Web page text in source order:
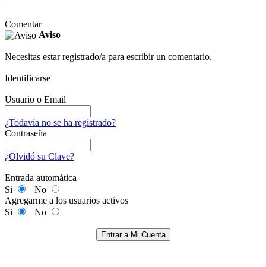
Comentar
Aviso
Necesitas estar registrado/a para escribir un comentario.
Identificarse
Usuario o Email
¿Todavía no se ha registrado?
Contraseña
¿Olvidó su Clave?
Entrada automática
Si
No
Agregarme a los usuarios activos
Si
No
Entrar a Mi Cuenta